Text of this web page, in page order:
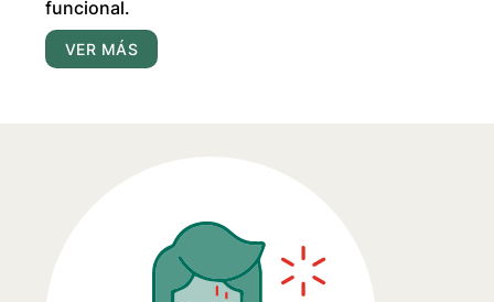
funcional.
VER MÁS